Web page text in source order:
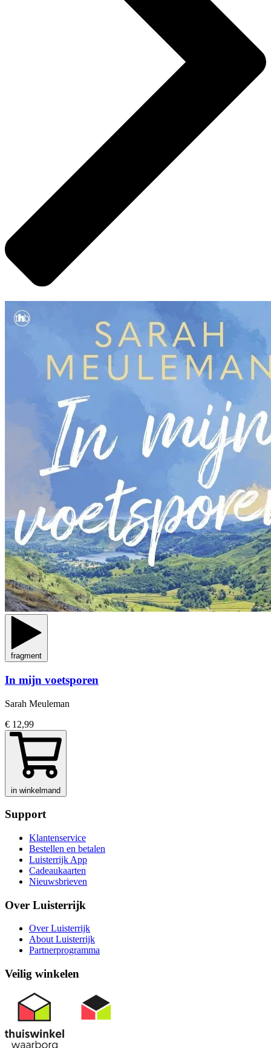
fragment
In mijn voetsporen
Sarah Meuleman
€ 12,99
in winkelmand
Support
Klantenservice
Bestellen en betalen
Luisterrijk App
Cadeaukaarten
Nieuwsbrieven
Over Luisterrijk
Over Luisterrijk
About Luisterrijk
Partnerprogramma
Veilig winkelen